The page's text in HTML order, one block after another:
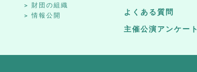
財団の組織
情報公開
よくある質問
主催公演アンケート